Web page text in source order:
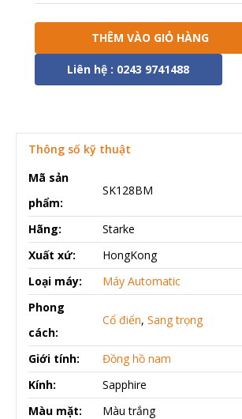
THÊM VÀO GIỎ HÀNG
Liên hệ : 0243 9741488
Thông số kỹ thuật
Mã sản
phẩm:
SK128BM
Hãng:
Starke
Xuất xứ:
HongKong
Loại máy:
Máy Automatic
Phong
cách:
Cổ điển, Sang trọng
Giới tính:
Đồng hồ nam
Kính:
Sapphire
Màu mặt:
Màu trắng